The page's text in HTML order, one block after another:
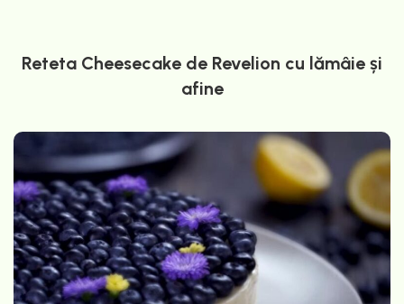
Reteta Cheesecake de Revelion cu lămâie și
afine